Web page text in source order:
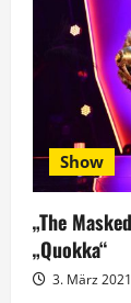
Show
„The
„Quokka“
3. März 2021